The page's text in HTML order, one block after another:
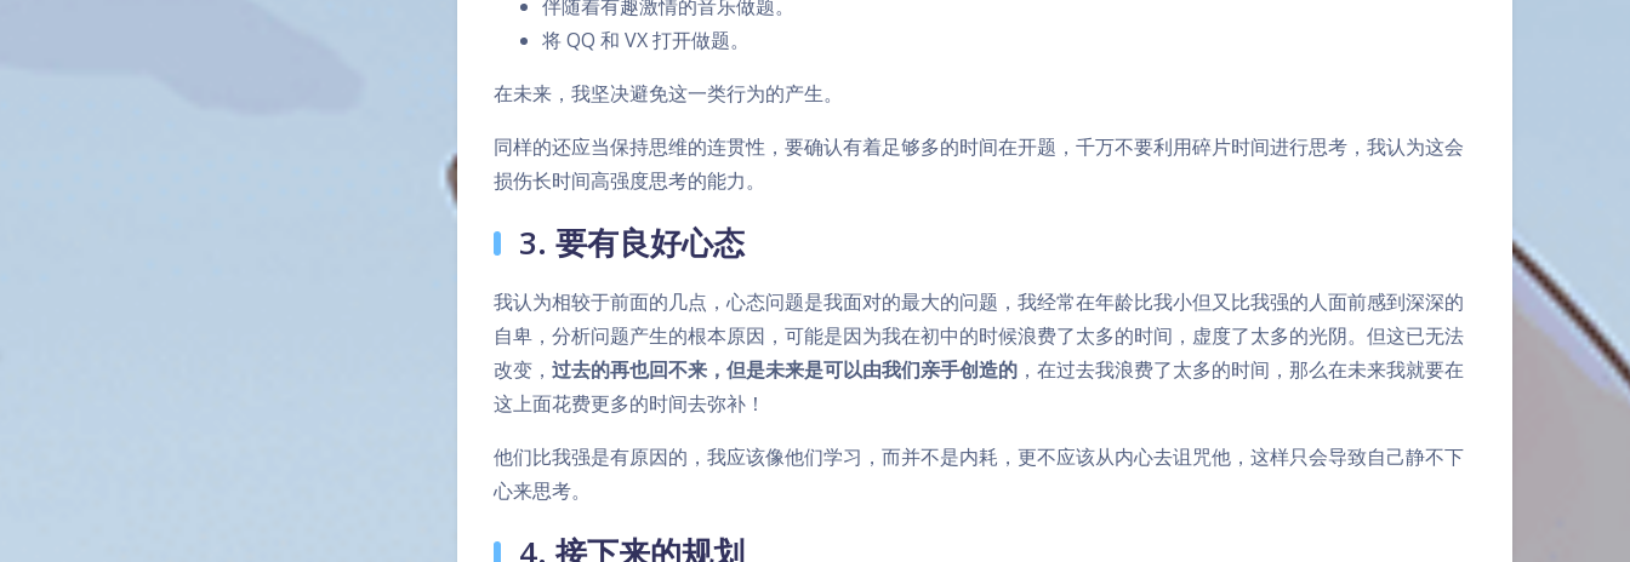
伴随着有趣激情的音乐做题。
将 QQ 和 VX 打开做题。
在未来，我坚决避免这一类行为的产生。
同样的还应当保持思维的连贯性，要确认有着足够多的时间在开题，千万不要利用碎片时间进行思考，我认为这会
损伤长时间高强度思考的能力。
3. 要有良好心态
我认为相较于前面的几点，心态问题是我面对的最大的问题，我经常在年龄比我小但又比我强的人面前感到深深的
自卑，分析问题产生的根本原因，可能是因为我在初中的时候浪费了太多的时间，虚度了太多的光阴。但这已无法
改变， 过去的再也回不来，但是未来是可以由我们亲手创造的 ，在过去我浪费了太多的时间，那么在未来我就要在
这上面花费更多的时间去弥补！
他们比我强是有原因的，我应该像他们学习，而并不是内耗，更不应该从内心去诅咒他，这样只会导致自己静不下
心来思考。
4. 接下来的规划